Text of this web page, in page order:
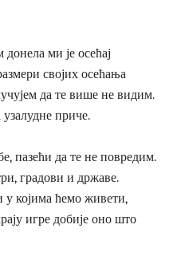
ми је осећај
својих осећања
да те више не видим.
приче.
пазећи да те не повредим.
градови и државе.
у којима ћемо живети,
игре добије оно што